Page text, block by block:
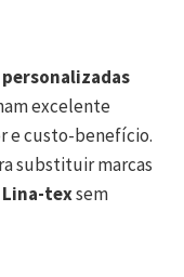
personalizadas
excelente
e custo-benefício.
substituir marcas
texsem